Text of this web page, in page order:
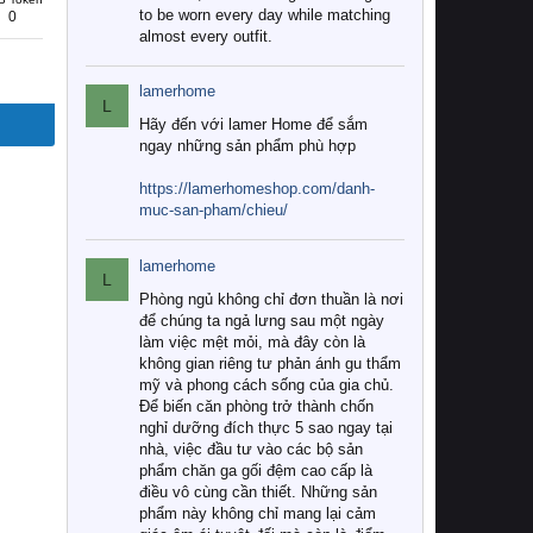
0
to be worn every day while matching
almost every outfit.
L
lamerhome
Hãy đến với lamer Home để sắm
ngay những sản phẩm phù hợp
https://lamerhomeshop.com/danh-
muc-san-pham/chieu/
L
lamerhome
Phòng ngủ không chỉ đơn thuần là nơi
để chúng ta ngả lưng sau một ngày
làm việc mệt mỏi, mà đây còn là
không gian riêng tư phản ánh gu thẩm
mỹ và phong cách sống của gia chủ.
Để biến căn phòng trở thành chốn
nghỉ dưỡng đích thực 5 sao ngay tại
nhà, việc đầu tư vào các bộ sản
phẩm chăn ga gối đệm cao cấp là
điều vô cùng cần thiết. Những sản
phẩm này không chỉ mang lại cảm